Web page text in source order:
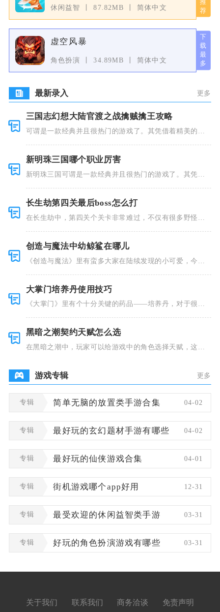
休闲益智 87.82MB 简体中文
虚空风暴
角色扮演 34.89MB 简体中文
最新录入 更多
三国志幻想大陆官渡之战擒贼擒王攻略
可谓是一款经典并且很热门的游戏了。其凭借着精美的画
新明珠三国哪个职业厉害
新明珠三国可谓是一款经典并且很热门的游戏了。其凭借
长生劫第四关最后boss怎么打
在长生劫中，第四关个关卡非常难过，不仅有很多野怪，
创造与魔法中幼鲸鲨在哪儿
《创造与魔法》里有蛮多大家在陆续发现的小可爱，今天
大掌门培养丹使用技巧
《大掌门》里有个十分关键的药品——培养丹，对于很多
黑暗之潮契约天赋怎么选
在黑暗之潮中，玩家可以给游戏中的角色选择天赋，这些
游戏专辑 更多
专辑 简单无脑的放置类手游合集 04-02
专辑 最好玩的玄幻题材手游有哪些 04-02
专辑 最好玩的仙侠游戏合集 04-01
专辑 街机游戏哪个app好用 12-31
专辑 最受欢迎的休闲益智类手游 03-31
专辑 好玩的角色扮演游戏有哪些 03-31
关于我们 联系我们 商务洽谈 免责声明